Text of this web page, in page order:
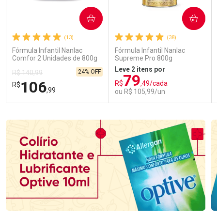
(13)
Fórmula Infantil Nanlac
Comfor 2 Unidades de 800g
R$ 140,99
R$106,99
24% OFF
COMPRAR
(38)
Fórmula Infantil Nanlac
Supreme Pro 800g
Leve 2 itens por
R$79,49/cada
ou R$ 105,99/un
COMPRAR
Laboratório
Por Menos